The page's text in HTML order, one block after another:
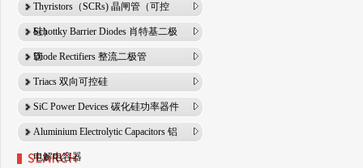
Thyristors（SCRs) 晶闸管（可控
硅）
Schottky Barrier Diodes 肖特基二极
管
Diode Rectifiers 整流二极管
Triacs 双向可控硅
SiC Power Devices 碳化硅功率器件
Aluminium Electrolytic Capacitors 铝
电解电容器